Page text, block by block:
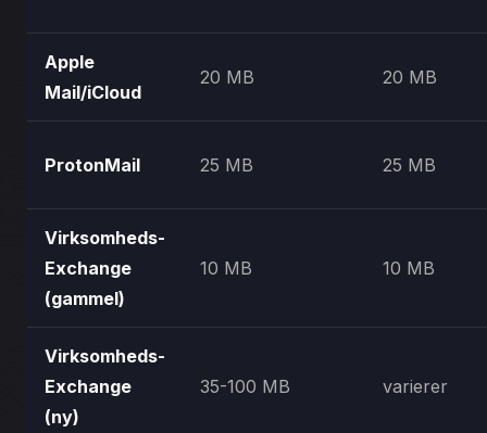
Apple
Mail/iCloud
20 MB 20 MB
ProtonMail 25 MB 25 MB
Virksomheds-
Exchange
(gammel)
10 MB 10 MB
Virksomheds-
Exchange
(ny)
35-100 MB varierer